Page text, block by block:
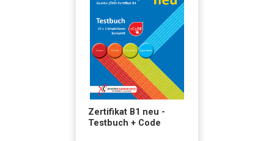
Zertifikat B1 neu -
Testbuch + Code